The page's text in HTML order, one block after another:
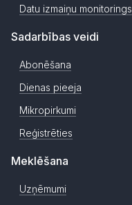
Datu izmaiņu monitorings
Sadarbības veidi
Abonēšana
Dienas pieeja
Mikropirkumi
Reģistrēties
Meklēšana
Uzņēmumi